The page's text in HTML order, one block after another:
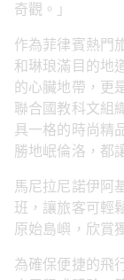
奇觀。」
作為菲律賓熱門
和琳琅滿目的地
的心臟地帶，更
聯合國教科文組
具一格的時尚精
勝地岷倫洛，都
馬尼拉尼諾伊阿
班，讓旅客可輕
原始島嶼，欣賞
為確保便捷的飛